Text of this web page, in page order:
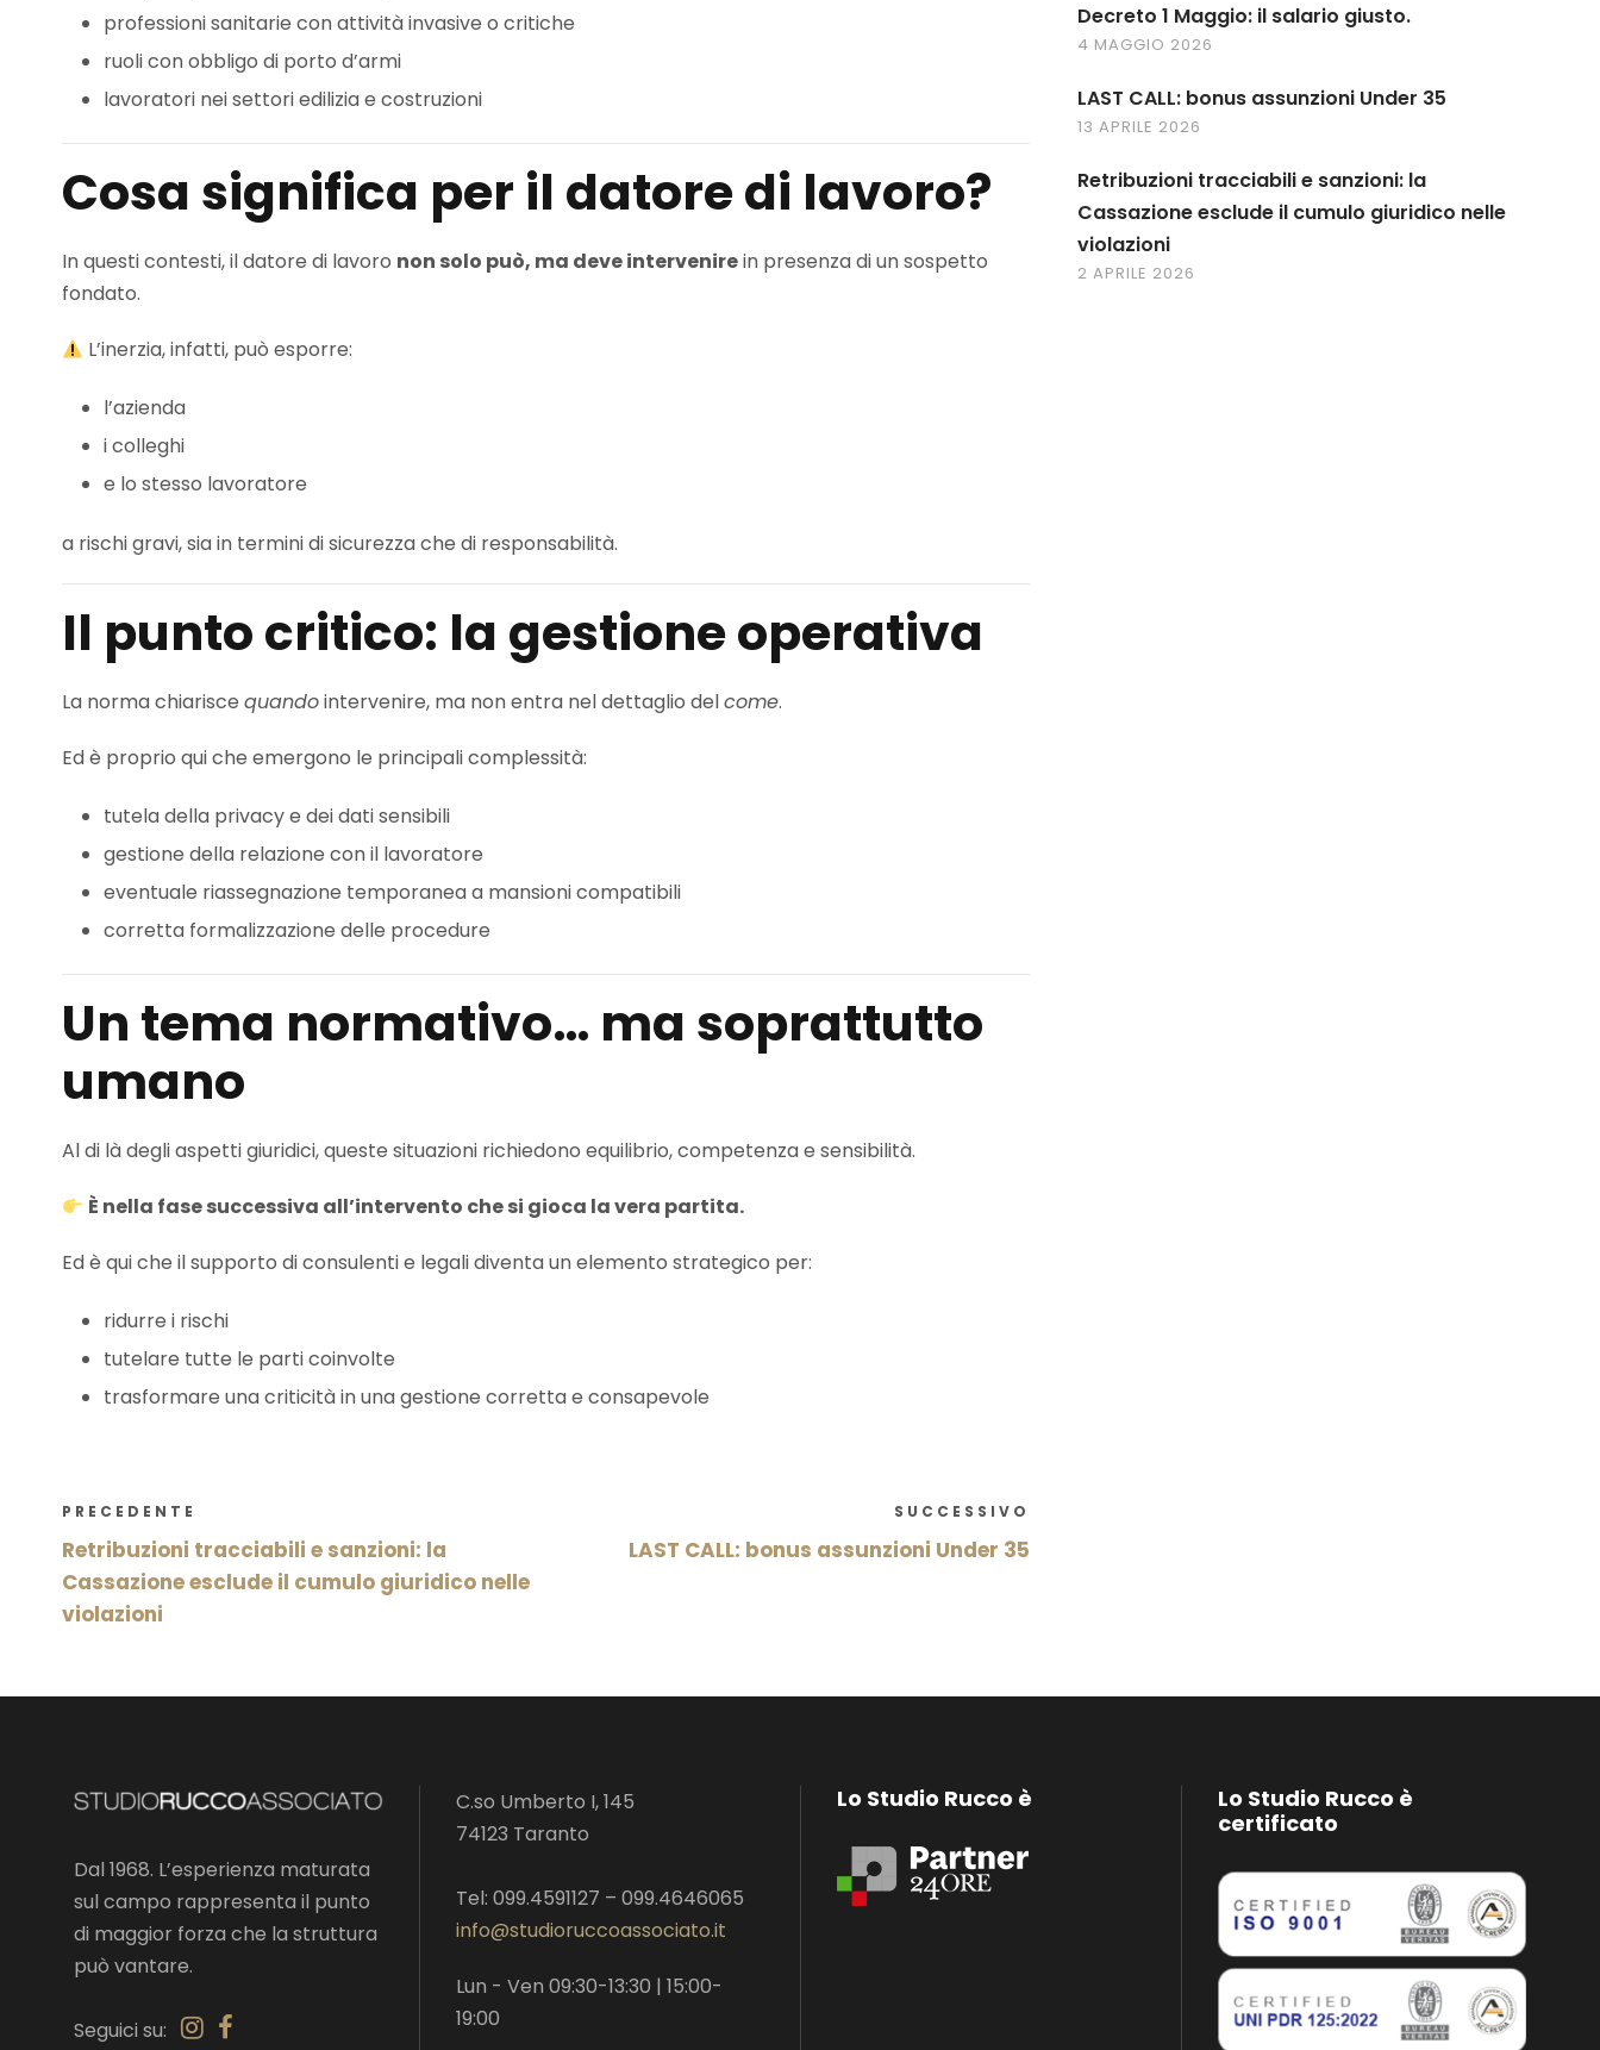
professioni sanitarie con attività invasive o critiche
ruoli con obbligo di porto d’armi
lavoratori nei settori edilizia e costruzioni
Cosa significa per il datore di lavoro?
In questi contesti, il datore di lavoro non solo può, ma deve intervenirein presenza di un sospetto
fondato.
L’inerzia, infatti, può esporre:
l’azienda
i colleghi
e lo stesso lavoratore
a rischi gravi, sia in termini di sicurezza che di responsabilità.
Il punto critico: la gestione operativa
La norma chiarisce quandointervenire, ma non entra nel dettaglio delcome.
Ed è proprio qui che emergono le principali complessità:
tutela della privacy e dei dati sensibili
gestione della relazione con il lavoratore
eventuale riassegnazione temporanea a mansioni compatibili
corretta formalizzazione delle procedure
Un tema normativo… ma soprattutto
umano
Al di là degli aspetti giuridici, queste situazioni richiedono equilibrio, competenza e sensibilità.
È nella fase successiva all’intervento che si gioca la vera partita.
Ed è qui che il supporto di consulenti e legali diventa un elemento strategico per:
ridurre i rischi
tutelare tutte le parti coinvolte
trasformare una criticità in una gestione corretta e consapevole
PRECEDENTE
Retribuzioni tracciabili e sanzioni: la
Cassazione esclude il cumulo giuridico nelle
violazioni
SUCCESSIVO
LAST CALL: bonus assunzioni Under 35
Decreto 1 Maggio: il salario giusto.
4 MAGGIO 2026
LAST CALL: bonus assunzioni Under 35
13 APRILE 2026
Retribuzioni tracciabili e sanzioni: la
Cassazione esclude il cumulo giuridico nelle
violazioni
2 APRILE 2026
Dal 1968. L’esperienza maturata
sul campo rappresenta il punto
di maggior forza che la struttura
può vantare.
Seguici su:
C.so Umberto I, 145
74123 Taranto
Tel: 099.4591127 – 099.4646065
info@studioruccoassociato.it
Lun - Ven 09:30-13:30 | 15:00-
19:00
Lo Studio Rucco è
Lo Studio Rucco è
certificato